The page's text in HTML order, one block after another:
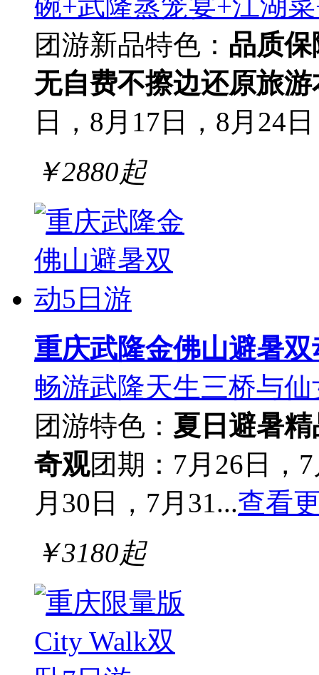
团游新品特色： 品质
无自费不擦边还原旅
日，8月17日，8月24
￥2880起
重庆武隆金佛山避暑双
畅游武隆天生三桥与
团游特色： 夏日避暑精
奇观团期：7月26日，
月30日，7月31...查看
￥3180起